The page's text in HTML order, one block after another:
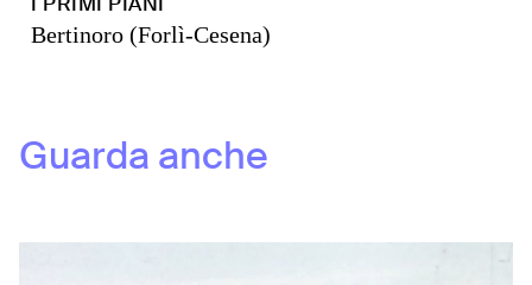
Bertinoro (Forlì-Cesena)
Guarda anche